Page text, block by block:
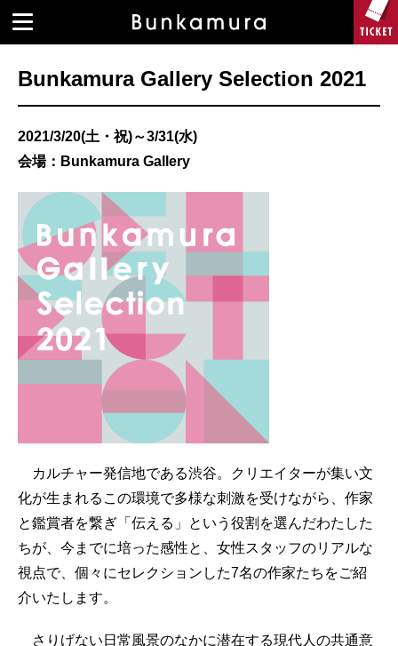
Bunkamura Gallery Selection 2021
2021/3/20(土・祝)～3/31(水)
会場：Bunkamura Gallery
カルチャー発信地である渋谷。クリエイターが集い文
化が生まれるこの環境で多様な刺激を受けながら、作家
と鑑賞者を繋ぎ「伝える」という役割を選んだわたした
ちが、今までに培った感性と、女性スタッフのリアルな
視点で、個々にセレクションした7名の作家たちをご紹
介いたします。
さりげない日常風景のなかに潜在する現代人の共通意